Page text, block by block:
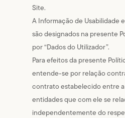
Site.
A Informação de Usabilidade
são designados na presente
por “Dados do Utilizador”.
Para efeitos da presente
entende-se por relação
contrato estabelecido entre a
entidades que com ele se
independentemente do